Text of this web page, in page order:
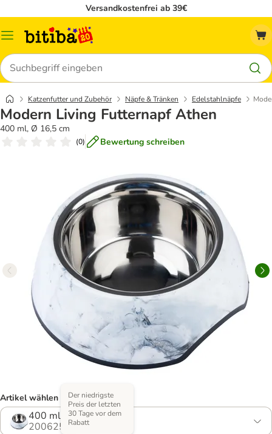
Versandkostenfrei ab 39€
Menü
Suchen
Katzenfutter und Zubehör Näpfe & Tränken Edelstahlnäpfe
Modern Living Futternapf Athen
400 ml, Ø 16,5 cm
(0) Bewertung schreiben
Artikel wählen (2 Varianten)
400 ml, Ø 16,5 cm
2006258.0
Der niedrigste
Preis der letzten
30 Tage vor dem
Rabatt